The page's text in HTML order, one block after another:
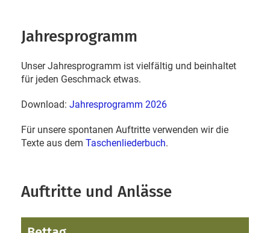
Jahresprogramm
Unser Jahresprogramm ist vielfältig und beinhaltet
für jeden Geschmack etwas.
Download: Jahresprogramm 2026
Für unsere spontanen Auftritte verwenden wir die
Texte aus dem Taschenliederbuch.
Auftritte und Anlässe